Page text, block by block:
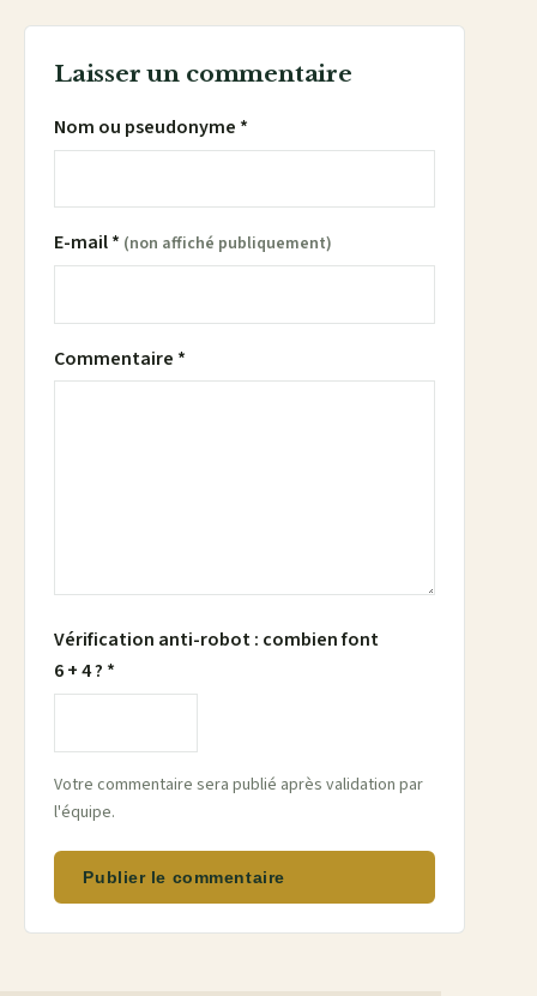
Laisser un commentaire
Nom ou pseudonyme *
E-mail * (non affiché publiquement)
Commentaire *
Vérification anti-robot : combien font
6 + 4 ? *
Votre commentaire sera publié après validation par
l'équipe.
Publier le commentaire